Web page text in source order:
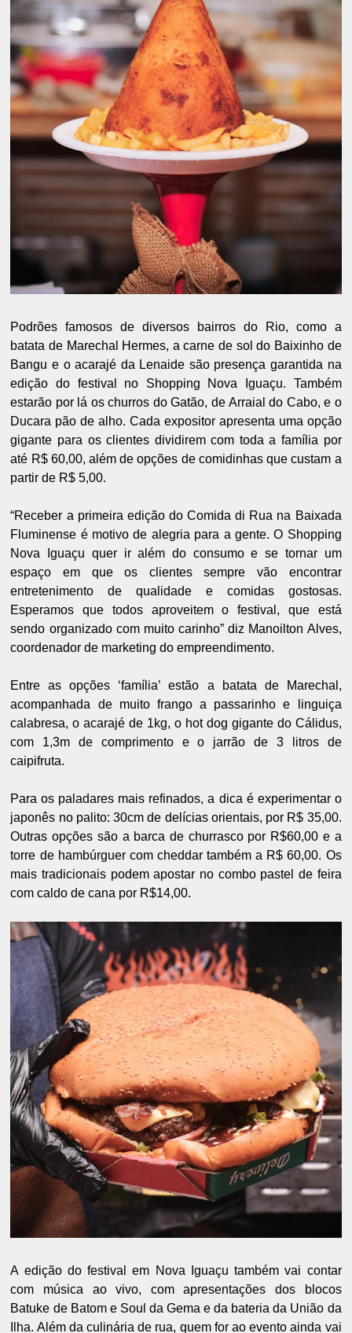
Podrões famosos de diversos bairros do Rio, como a
batata de Marechal Hermes, a carne de sol do Baixinho de
Bangu e o acarajé da Lenaide são presença garantida na
edição do festival no Shopping Nova Iguaçu. Também
estarão por lá os churros do Gatão, de Arraial do Cabo, e o
Ducara pão de alho. Cada expositor apresenta uma opção
gigante para os clientes dividirem com toda a família por
até R$ 60,00, além de opções de comidinhas que custam a
partir de R$ 5,00.
“Receber a primeira edição do Comida di Rua na Baixada
Fluminense é motivo de alegria para a gente. O Shopping
Nova Iguaçu quer ir além do consumo e se tornar um
espaço em que os clientes sempre vão encontrar
entretenimento de qualidade e comidas gostosas.
Esperamos que todos aproveitem o festival, que está
sendo organizado com muito carinho” diz Manoilton Alves,
coordenador de marketing do empreendimento.
Entre as opções ‘família’ estão a batata de Marechal,
acompanhada de muito frango a passarinho e linguiça
calabresa, o acarajé de 1kg, o hot dog gigante do Cálidus,
com 1,3m de comprimento e o jarrão de 3 litros de
caipifruta.
Para os paladares mais refinados, a dica é experimentar o
japonês no palito: 30cm de delícias orientais, por R$ 35,00.
Outras opções são a barca de churrasco por R$60,00 e a
torre de hambúrguer com cheddar também a R$ 60,00. Os
mais tradicionais podem apostar no combo pastel de feira
com caldo de cana por R$14,00.
A edição do festival em Nova Iguaçu também vai contar
com música ao vivo, com apresentações dos blocos
Batuke de Batom e Soul da Gema e da bateria da União da
Ilha. Além da culinária de rua, quem for ao evento ainda vai